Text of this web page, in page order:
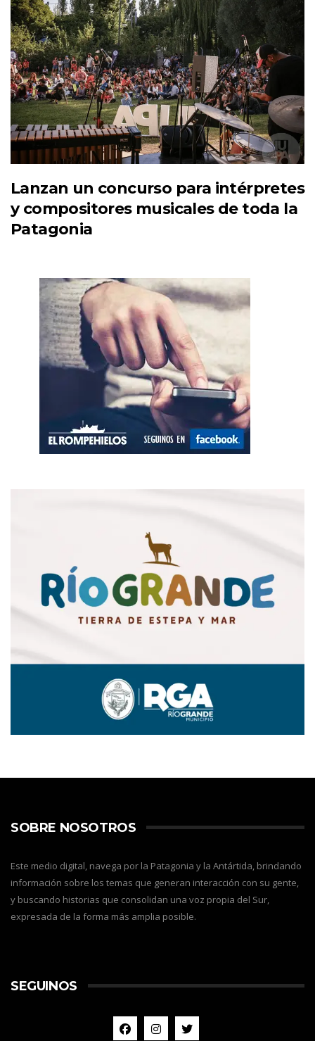
Lanzan un concurso para intérpretes
y compositores musicales de toda la
Patagonia
SOBRE NOSOTROS
Este medio digital, navega por la Patagonia y la Antártida, brindando
información sobre los temas que generan interacción con su gente,
y buscando historias que consolidan una voz propia del Sur,
expresada de la forma más amplia posible.
SEGUINOS